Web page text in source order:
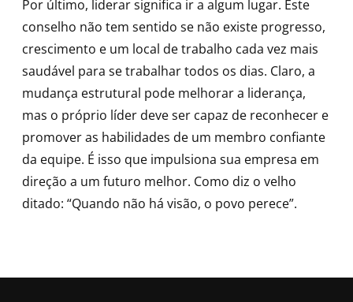
Por último, liderar significa ir a algum lugar. Este
conselho não tem sentido se não existe progresso,
crescimento e um local de trabalho cada vez mais
saudável para se trabalhar todos os dias. Claro, a
mudança estrutural pode melhorar a liderança,
mas o próprio líder deve ser capaz de reconhecer e
promover as habilidades de um membro confiante
da equipe. É isso que impulsiona sua empresa em
direção a um futuro melhor. Como diz o velho
ditado: “Quando não há visão, o povo perece”.